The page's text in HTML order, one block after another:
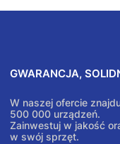
GWARANCJA,
W naszej ofercie
500 000 urządzeń.
Zainwestuj w jakość
w swój sprzęt.